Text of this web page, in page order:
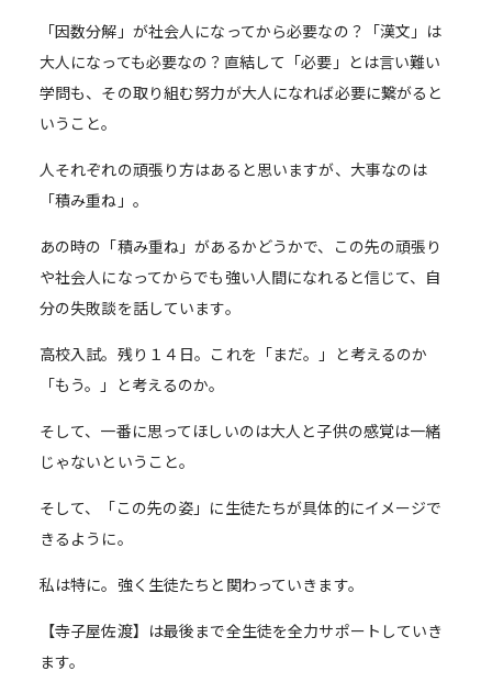
「因数分解」が社会人になってから必要なの？「漢文」は
大人になっても必要なの？直結して「必要」とは言い難い
学問も、その取り組む努力が大人になれば必要に繋がると
いうこと。
人それぞれの頑張り方はあると思いますが、大事なのは
「積み重ね」。
あの時の「積み重ね」があるかどうかで、この先の頑張り
や社会人になってからでも強い人間になれると信じて、自
分の失敗談を話しています。
高校入試。残り１４日。これを「まだ。」と考えるのか
「もう。」と考えるのか。
そして、一番に思ってほしいのは大人と子供の感覚は一緒
じゃないということ。
そして、「この先の姿」に生徒たちが具体的にイメージで
きるように。
私は特に。強く生徒たちと関わっていきます。
【寺子屋佐渡】は最後まで全生徒を全力サポートしていき
ます。